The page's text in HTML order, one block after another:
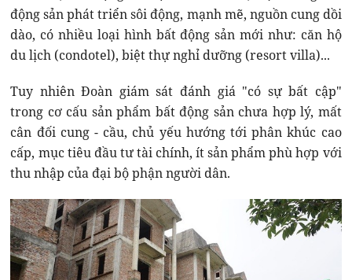
động sản phát triển sôi động, mạnh mẽ, nguồn cung dồi
dào, có nhiều loại hình bất động sản mới như: căn hộ
du lịch (condotel), biệt thự nghỉ dưỡng (resort villa)...
Tuy nhiên Đoàn giám sát đánh giá "có sự bất cập"
trong cơ cấu sản phẩm bất động sản chưa hợp lý, mất
cân đối cung - cầu, chủ yếu hướng tới phân khúc cao
cấp, mục tiêu đầu tư tài chính, ít sản phẩm phù hợp với
thu nhập của đại bộ phận người dân.